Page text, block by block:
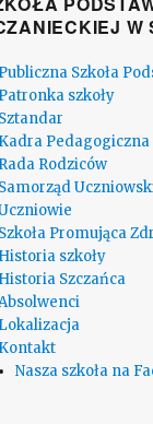
W
Publiczna Szkoła
Patronka szkoły
Sztandar
Kadra Pedagogiczna
Rada Rodziców
Samorząd
Szkoła Promująca
Historia szkoły
Historia Szczańca
Lokalizacja
Kontakt
Nasza szkoła na